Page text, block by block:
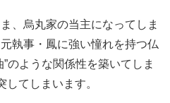
、烏丸家の当主になってしま
執事・鳳に強い憧れを持つ仏
のような関係性を築いてしま
てしまいます。